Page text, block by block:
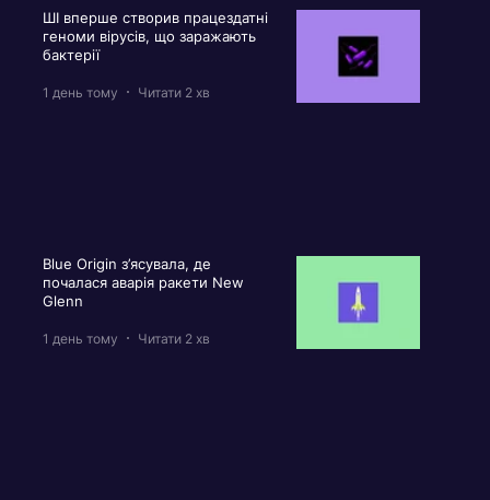
ШІ вперше створив працездатні
геноми вірусів, що заражають
бактерії
1 день тому Читати 2 хв
Blue Origin з’ясувала, де
почалася аварія ракети New
Glenn
1 день тому Читати 2 хв